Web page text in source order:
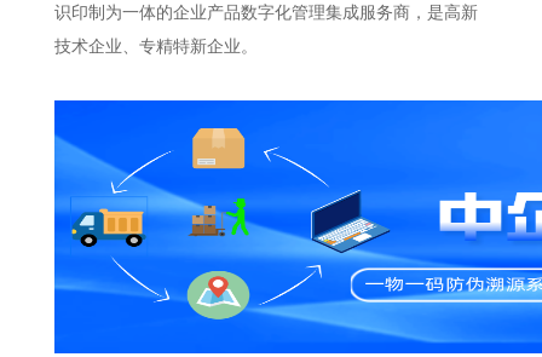
识印制为一体的企业产品数字化管理集成服务商，是高新
技术企业、专精特新企业。